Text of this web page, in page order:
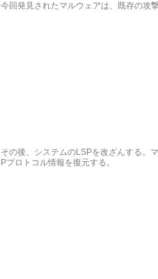
今回発見されたマルウェアは、既存の攻
その後、システムのLSPを改ざんする。
Pプロトコル情報を復元する。